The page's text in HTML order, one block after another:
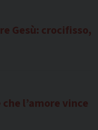
Gesù: crocifisso,
l’amore vince